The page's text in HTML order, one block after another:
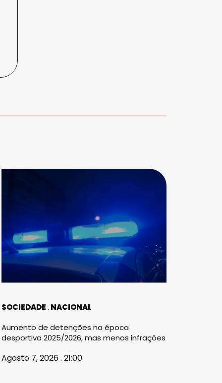
SOCIEDADE NACIONAL
Aumento de detenções na época
desportiva 2025/2026, mas menos infrações
Agosto 7, 2026 . 21:00